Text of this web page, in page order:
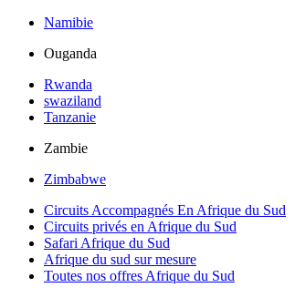
Namibie
Ouganda
Rwanda
swaziland
Tanzanie
Zambie
Zimbabwe
Circuits Accompagnés En Afrique du Sud
Circuits privés en Afrique du Sud
Safari Afrique du Sud
Afrique du sud sur mesure
Toutes nos offres Afrique du Sud